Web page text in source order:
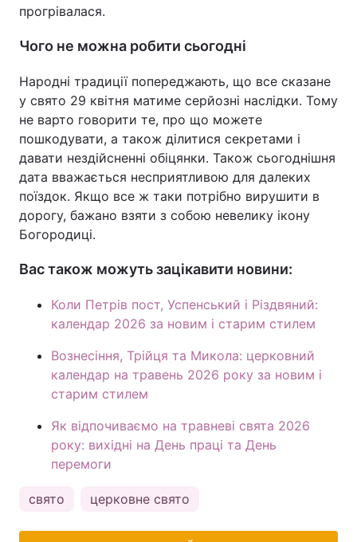
прогрівалася.
Чого не можна робити сьогодні
Народні традиції попереджають, що все сказане
у свято 29 квітня матиме серйозні наслідки. Тому
не варто говорити те, про що можете
пошкодувати, а також ділитися секретами і
давати нездійсненні обіцянки. Також сьогоднішня
дата вважається несприятливою для далеких
поїздок. Якщо все ж таки потрібно вирушити в
дорогу, бажано взяти з собою невелику ікону
Богородиці.
Вас також можуть зацікавити новини:
Коли Петрів пост, Успенський і Різдвяний:
календар 2026 за новим і старим стилем
Вознесіння, Трійця та Микола: церковний
календар на травень 2026 року за новим і
старим стилем
Як відпочиваємо на травневі свята 2026
року: вихідні на День праці та День
перемоги
свято церковне свято